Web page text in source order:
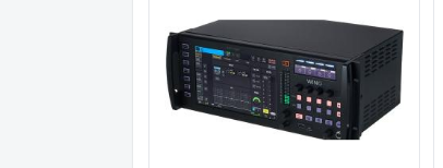
- Estudio de estilos: Pop, Rock,
- Método personalizado para cada
(Íñigo Iribarne - método CBM,
- Preparación exámenes Rock